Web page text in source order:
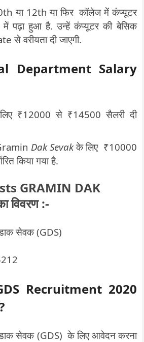
या 12thया फिर कॉलेज में कंप्यूटर
पढ़ा हुआ है. उन्हेंकंप्यूटर की बेसिक
से वरीयता दी जाएगी.
Department Salary
₹12000 से ₹14500 सैलरी दी
Dak Sevakके लिए ₹10000
किया गया है.
GRAMIN DAK
विवरण :-
डाक सेवक (GDS)
Recruitment 2020
डाक सेवक (GDS) के लिए आवेदन करना